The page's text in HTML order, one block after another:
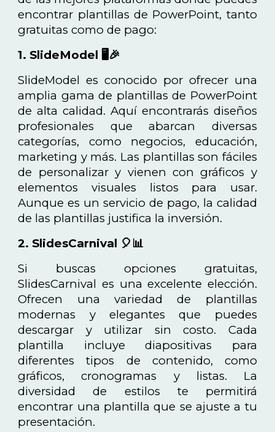
encontrar plantillas de PowerPoint, tanto
gratuitas como de pago:
1. SlideModel 🖥️🎉
SlideModel es conocido por ofrecer una
amplia gama de plantillas de PowerPoint
de alta calidad. Aquí encontrarás diseños
profesionales que abarcan diversas
categorías, como negocios, educación,
marketing y más. Las plantillas son fáciles
de personalizar y vienen con gráficos y
elementos visuales listos para usar.
Aunque es un servicio de pago, la calidad
de las plantillas justifica la inversión.
2. SlidesCarnival 🎈📊
Si buscas opciones gratuitas,
SlidesCarnival es una excelente elección.
Ofrecen una variedad de plantillas
modernas y elegantes que puedes
descargar y utilizar sin costo. Cada
plantilla incluye diapositivas para
diferentes tipos de contenido, como
gráficos, cronogramas y listas. La
diversidad de estilos te permitirá
encontrar una plantilla que se ajuste a tu
presentación.